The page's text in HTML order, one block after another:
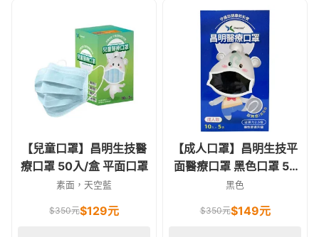
【兒童口罩】昌明生技醫
療口罩 50入/盒 平面口罩
素面，天空藍
$350元$129元
【成人口罩】昌明生技平
面醫療口罩 黑色口罩 50
入/盒
黑色
$350元$149元